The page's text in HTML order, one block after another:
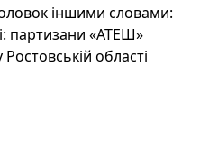
іншими словами:
партизани «АТЕШ»
області